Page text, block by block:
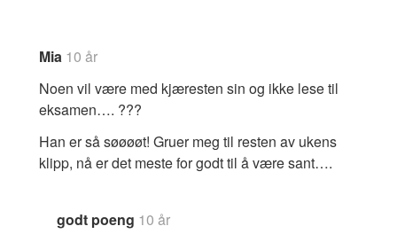
Mia 10 år
Noen vil være med kjæresten sin og ikke lese til
eksamen…. ???
Han er så søøøøt! Gruer meg til resten av ukens
klipp, nå er det meste for godt til å være sant….
godt poeng 10 år